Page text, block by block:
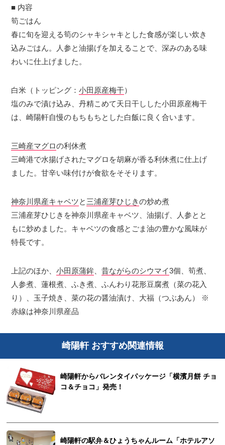
■ 内容
筍ごはん
春に旬を迎える筍のシャキシャキとした食感が楽しい炊き
込みごはん。人参と油揚げを加えることで、深みのある味
わいに仕上げました。
白米（トッピング：小田原産梅干）
塩のみで漬け込み、丹精こめて天日干しした小田原産梅干
は、崎陽軒自慢のもちもちとした白飯に良く合います。
三崎産マグロの利休煮
三崎港で水揚げされたマグロを胡麻が香る利休煮に仕上げ
ました。甘辛い味付けが食欲をそそります。
神奈川県産キャベツと 三浦産芽ひじきの炒め煮
三浦産芽ひじきを神奈川県産キャベツ、油揚げ、人参とと
もに炒めました。キャベツの食感とごま油の豊かな風味が
特長です。
上記のほか、小田原蒲鉾 、昔ながらのシウマイ3個、筍煮、
人参煮、蓮根煮、ふき煮、ふんわり花形豆腐煮（菜の花入
り）、玉子焼き、菜の花の醤油漬け、大福（つぶあん） ※
赤線は神奈川県産品
崎陽軒 おすすめ関連情報
崎陽軒からバレンタイパッケージ「横濱月餅 チョ
コ＆チョコ」発売！
崎陽軒の駅弁＆ひょうちゃんルーム「ホテルアソ